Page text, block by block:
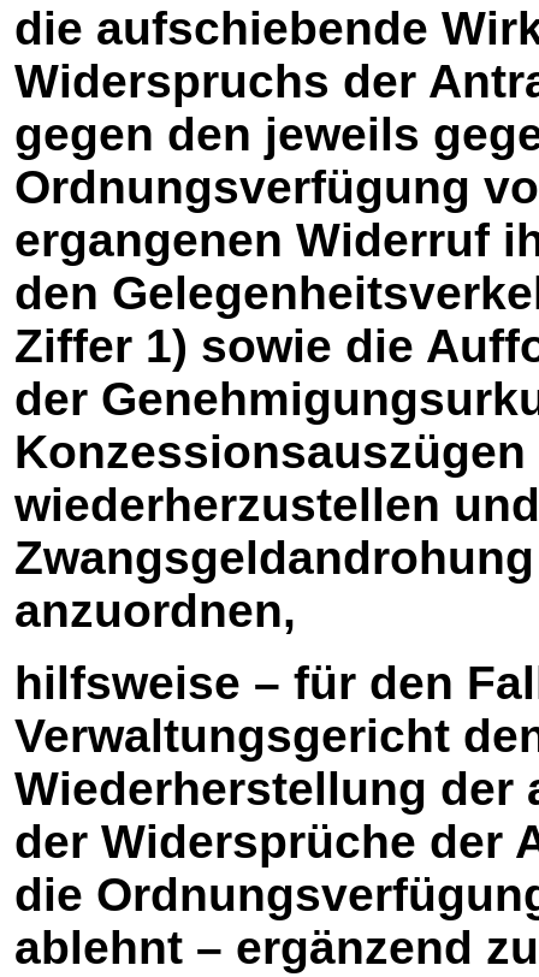
die aufschiebende
Widerspruchs der
gegen den jeweils
Ordnungsverfügung
ergangenen Widerruf
den
Ziffer 1) sowie die
der
wiederherzustellen
anzuordnen,
hilfsweise – für den
Verwaltungsgericht
Wiederherstellung der
der Widersprüche der
die
ablehnt – ergänzend